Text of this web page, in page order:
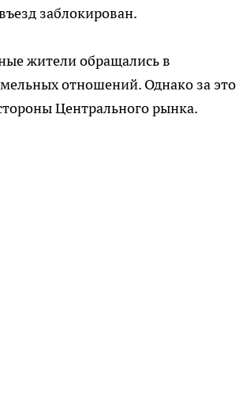
заблокирован.
жители обращались в
отношений. Однако за это
Центрального рынка.